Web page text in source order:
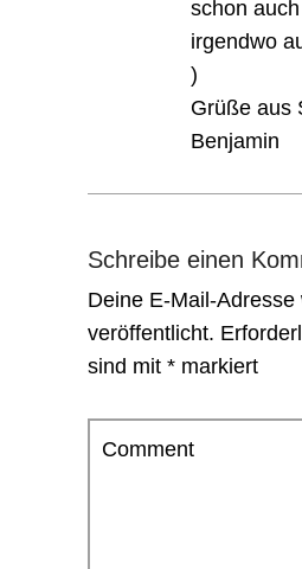
schon
irgendwo
)
Grüße aus
Benjamin
Schreibe einen
Deine E-Mail-Adresse
veröffentlicht.
sind mit * markiert